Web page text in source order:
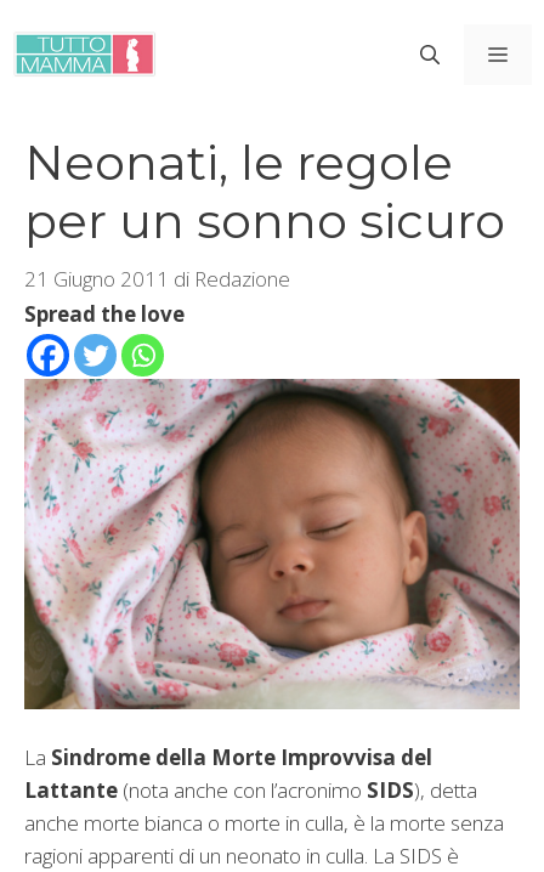
contenuto
Neonati, le regole
per un sonno sicuro
21 Giugno 2011 di Redazione
Spread the love
La Sindrome della Morte Improvvisa del
Lattante (nota anche con l’acronimo SIDS), detta
anche morte bianca o morte in culla, è la morte senza
ragioni apparenti di un neonato in culla. La SIDS è